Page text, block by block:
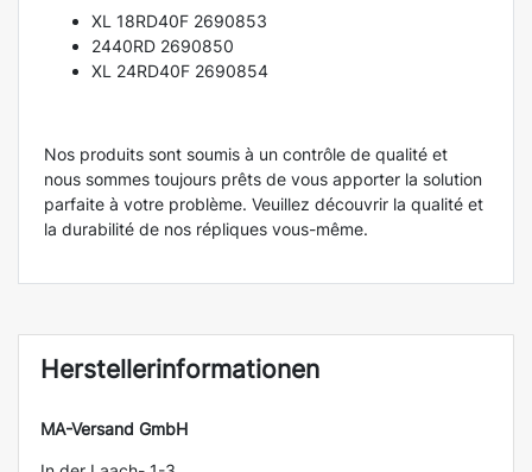
XL 18RD40F 2690853
2440RD 2690850
XL 24RD40F 2690854
Nos produits sont soumis à un contrôle de qualité et
nous sommes toujours prêts de vous apporter la solution
parfaite à votre problème. Veuillez découvrir la qualité et
la durabilité de nos répliques vous-même.
Herstellerinformationen
MA-Versand GmbH